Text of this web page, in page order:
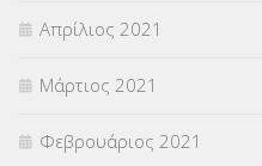
Απρίλιος 2021
Μάρτιος 2021
Φεβρουάριος 2021